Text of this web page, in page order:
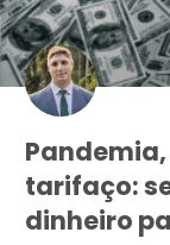
a
tarifaço:
dinheiro